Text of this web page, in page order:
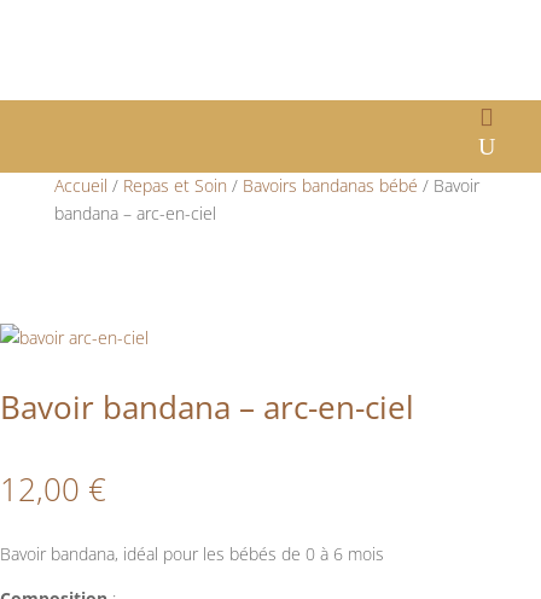
Accueil / Repas et Soin / Bavoirs bandanas bébé / Bavoir
bandana – arc-en-ciel
Bavoir bandana – arc-en-ciel
12,00 €
Bavoir bandana, idéal pour les bébés de 0 à 6 mois